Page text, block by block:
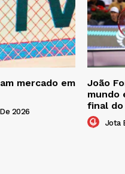
mercado em
2026
João
mundo
final do
Jota